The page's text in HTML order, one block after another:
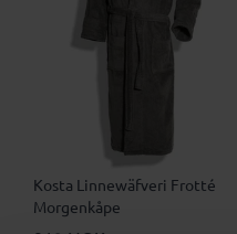
Kosta Linnewäfveri Frotté
Morgenkåpe